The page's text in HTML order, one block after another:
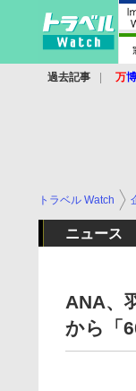
過去記事 万博
トラベル Watch
ニュース
ANA、
から「